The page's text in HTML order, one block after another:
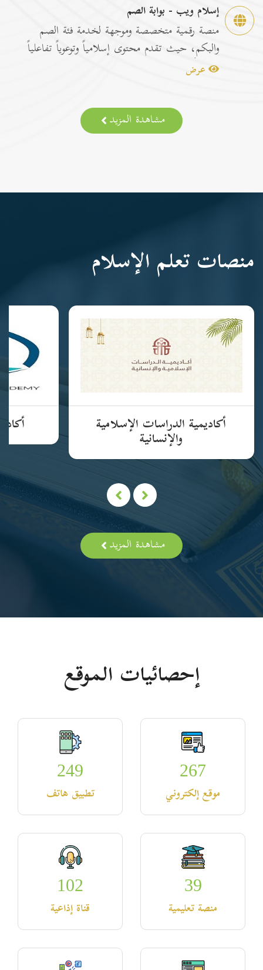
إسلام ويب - بوابة الصم
منصة رقمية متخصصة وموجهة لخدمة فئة الصم
والبكم، حيث تقدم محتوى إسلامياً وتوعوياً تفاعلياً
مترجماً با...
عرض
مشاهدة المزيد
منصات تعلم الإسلام
أكاديمية الدراسات الإسلامية
والإنسانية
مشاهدة المزيد
إحصائيات الموقع
267
موقع إلكتروني
249
تطبيق هاتف
39
منصة تعليمية
102
قناة إذاعية